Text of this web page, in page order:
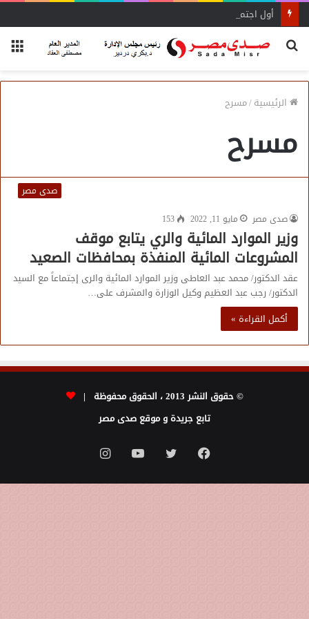
بحث
الرئيسية/مسرح
مسرح
صدى مصر
صدى مصر
مايو 11, 2022 153
وزير الموارد المائية والري يتابع موقف
المشروعات المائية المنفذة بمحافظات الصعيد
عقد الدكتور/ محمد عبد العاطى وزير الموارد المائية والرى إجتماعاً مع السيد
الدكتور/ رجب عبد العظيم وكيل الوزارة والمشرف على…
أكمل القراءة »
© حقوق النشر 2013 ، الحقوق محفوظة |
تابع جريدة و موقع صدى مصر
فيسبوك تويتر يوتيوبانستقرام